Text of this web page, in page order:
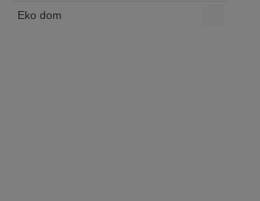
Eko dom